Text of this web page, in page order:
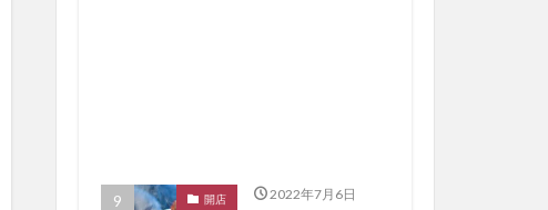
開店 2022年7月6日